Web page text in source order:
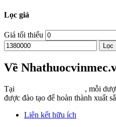
Lọc giá
Giá tối thiểu
Lọc
Về
Tại
, mỗi
được đào tạo để hoàn thành xuất
Liên kết hữu ích